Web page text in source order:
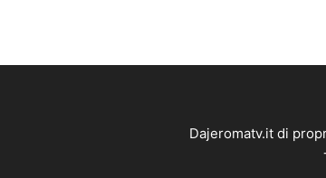
Dajeromatv.it di